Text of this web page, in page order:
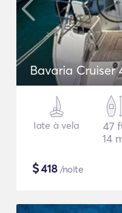
Bavaria Cruiser
Iate à vela
47
14
$418 /noite